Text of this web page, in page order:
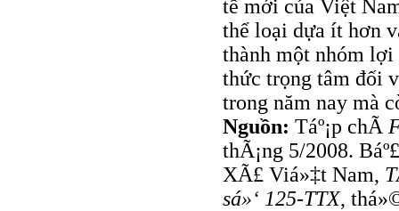
tế mới của Việt
thể loại dựa ít hơn
thành một nhóm
thức trọng tâm đối
trong năm nay mà
Nguồn: Táº¡p chÃ­
thÃ¡ng 5/2008.
XÃ£ Viá»‡t Nam,
sá»‘ 125-TTX,